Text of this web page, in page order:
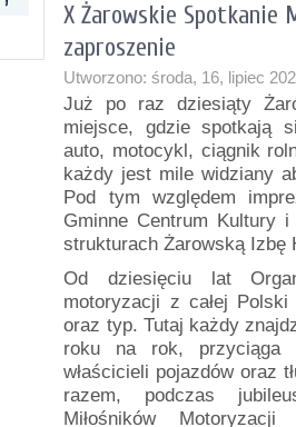
X Żarowskie Spotkanie
zaproszenie
Utworzono: środa, 16, lipiec
Już po raz dziesiąty
miejsce, gdzie spotkają
auto, motocykl, ciągnik
każdy jest mile widziany
Pod tym względem
Gminne Centrum Kultury
strukturach Żarowską Izbę
Od dziesięciu lat
motoryzacji z całej
oraz typ. Tutaj każdy
roku na rok, przyciąga
właścicieli pojazdów oraz
razem, podczas
Miłośników